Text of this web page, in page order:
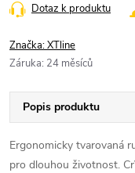
Dotaz k produktu
Značka:XTline
Záruka: 24 měsíců
Popis produktu
Ergonomicky tvarovaná
pro dlouhou životnost.